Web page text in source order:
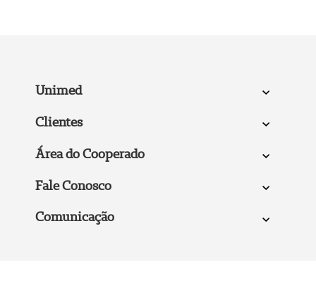
Unimed
Clientes
Área do Cooperado
Fale Conosco
Comunicação